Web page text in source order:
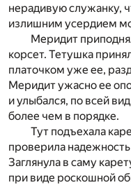
нерадивую служанку,
излишним усердием
Меридит
корсет. Тетушка
платочком уже ее,
Меридит ужасно ее
и улыбался, по всей
более чем в порядке.
Тут подъехала
проверила
Заглянула в саму
при виде роскошной